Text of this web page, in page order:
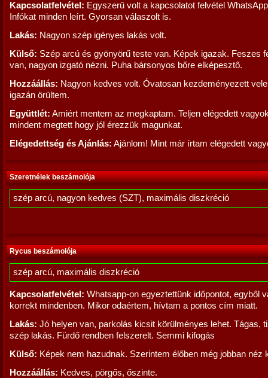
Kapcsolatfelvétel: Egyszerű volt a kapcsolatot felvétel
Infókat minden leírt. Gyorsan válaszolt is.
Lakás: Nagyon szép igényes lakás volt.
Külső: Szép arcú és gyönyörű teste van. Képek igazak. Feszes
van, nagyon izgató nézni. Puha bársonyos bőre elképesztő.
Hozzáállás: Nagyon kedves volt. Óvatosan kezdeményezett
igazán örültem.
Együttlét: Amiért mentem az megkaptam. Teljen elégedett
mindent megtett hogy jól érezzük magunkat.
Elégedettség és Ajánlás: Ajánlom! Mint már írtam elégedett
Szeretnélek beszámolója
szép arcú, nagyon kedves (SZT), maximális diszkréció
Rycus beszámolója
szép arcú, maximális diszkréció
Kapcsolatfelvétel: Whatsapp-on egyeztettünk időpontot, egyből
korrekt mindenben. Mikor odaértem, hívtam a pontos cím miatt.
Lakás: Jó helyen van, parkolás kicsit körülményes lehet. Tágas,
szép lakás. Fürdő rendben felszerelt. Semmi kifogás
Külső: Képek nem hazudnak. Szerintem élőben még jobban néz
Hozzáállás: Kedves, pörgős, őszinte.